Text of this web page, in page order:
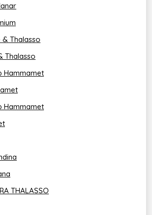
de billets
ou kiosque à journaux
& Thalasso
Thalasso
Hammamet
Hammamet
THALASSO